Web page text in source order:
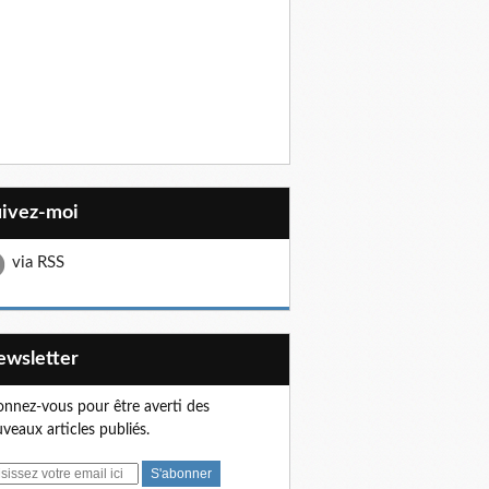
moi
via RSS
vous pour être averti des
articles publiés.